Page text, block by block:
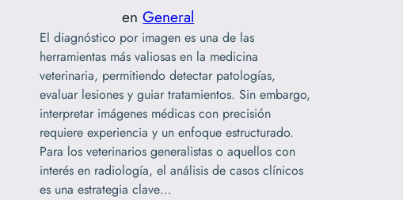
enGeneral
El diagnóstico por imagen es una de las
herramientas más valiosas en la medicina
veterinaria, permitiendo detectar patologías,
evaluar lesiones y guiar tratamientos. Sin embargo,
interpretar imágenes médicas con precisión
requiere experiencia y un enfoque estructurado.
Para los veterinarios generalistas o aquellos con
interés en radiología, el análisis de casos clínicos
es una estrategia clave…